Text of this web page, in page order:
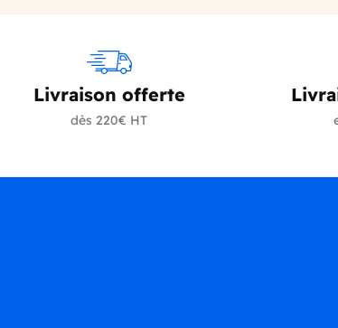
Livraison offerte
dès 220€ HT